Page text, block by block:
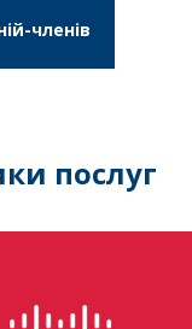
членів
послуг